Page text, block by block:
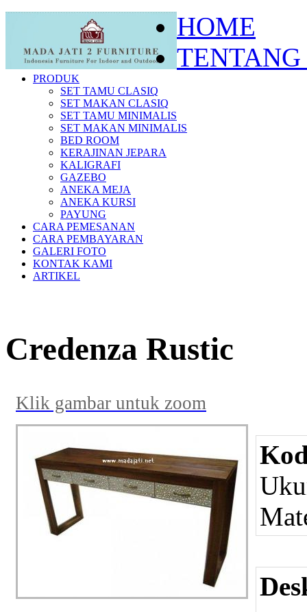
HOME
PRODUK
SET TAMU CLASIQ
SET MAKAN CLASIQ
SET TAMU MINIMALIS
SET MAKAN MINIMALIS
BED ROOM
KERAJINAN JEPARA
KALIGRAFI
GAZEBO
ANEKA MEJA
ANEKA KURSI
PAYUNG
CARA PEMESANAN
CARA PEMBAYARAN
GALERI FOTO
KONTAK KAMI
ARTIKEL
Credenza Rustic
Klik gambar untuk zoom